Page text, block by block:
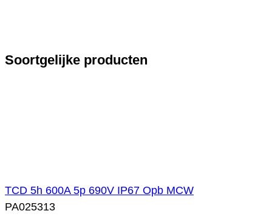
Soortgelijke producten
TCD 5h 600A 5p 690V IP67 Opb MCW
PA025313